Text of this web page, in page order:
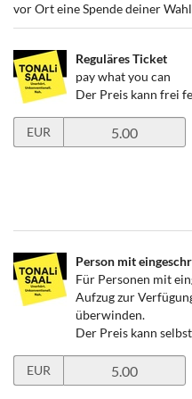
vor Ort eine Spende deiner
Reguläres Ticket
pay what you can
Der Preis kann frei
Preis
in
setzen
EUR
Person mit
Für Personen mit
Aufzug zur
überwinden.
Der Preis kann
Preis
in
EUR